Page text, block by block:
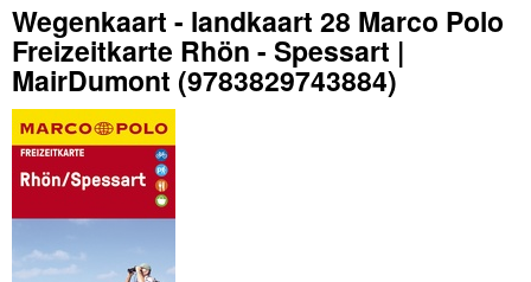
Wegenkaart - landkaart 28 Marco Polo
Freizeitkarte Rhön - Spessart |
MairDumont (9783829743884)